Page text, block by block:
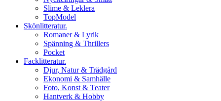
Slime & Leklera
TopModel
Skönlitteratur.
Romaner & Lyrik
Spänning & Thrillers
Pocket
Facklitteratur.
Djur, Natur & Trädgård
Ekonomi & Samhälle
Foto, Konst & Teater
Hantverk & Hobby